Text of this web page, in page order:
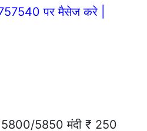
पर मैसेज करे |
5800/5850 मंदी ₹ 250